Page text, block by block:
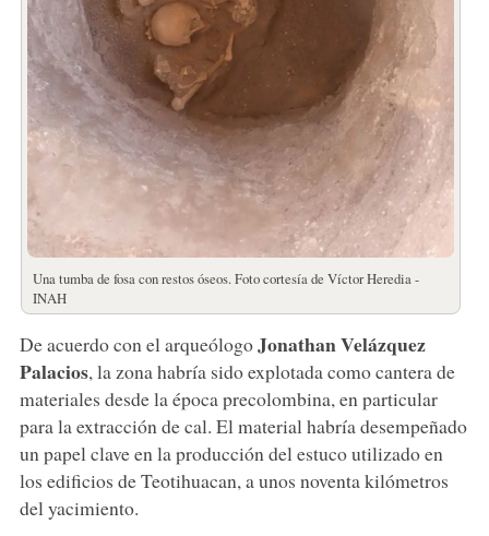
Una tumba de fosa con restos óseos. Foto cortesía de Víctor Heredia -
INAH
De acuerdo con el arqueólogoJonathan Velázquez
Palacios, la zona habría sido explotada como cantera de
materiales desde la época precolombina, en particular
para la extracción de cal. El material habría desempeñado
un papel clave en la producción del estuco utilizado en
los edificios de Teotihuacan, a unos noventa kilómetros
del yacimiento.